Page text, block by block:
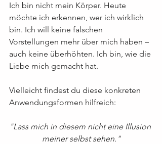
Ich bin nicht mein Körper. Heute
möchte ich erkennen, wer ich wirklich
bin. Ich will keine falschen
Vorstellungen mehr über mich haben –
auch keine überhöhten. Ich bin, wie die
Liebe mich gemacht hat.
Vielleicht findest du diese konkreten
Anwendungsformen hilfreich:
"Lass mich in diesem nicht eine Illusion
meiner selbst sehen."